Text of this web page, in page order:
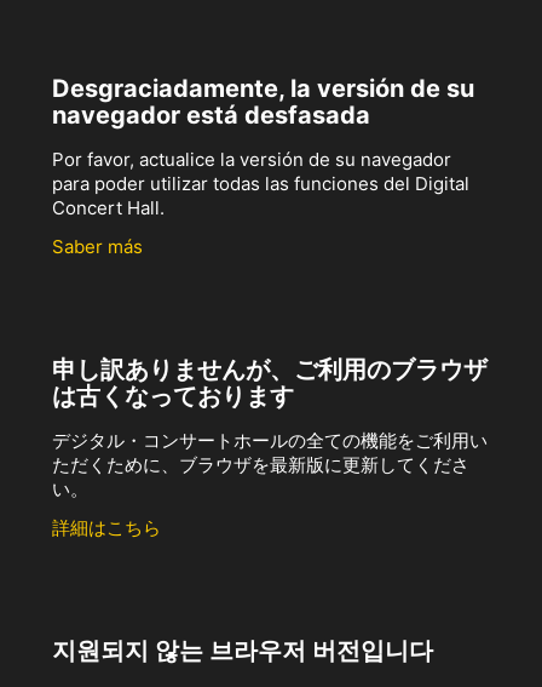
Desgraciadamente, la versión de su
navegador está desfasada
Por favor, actualice la versión de su navegador
para poder utilizar todas las funciones del Digital
Concert Hall.
Saber más
申し訳ありませんが、ご利用のブラウザ
は古くなっております
デジタル・コンサートホールの全ての機能をご利用い
ただくために、ブラウザを最新版に更新してくださ
い。
詳細はこちら
지원되지 않는 브라우저 버전입니다